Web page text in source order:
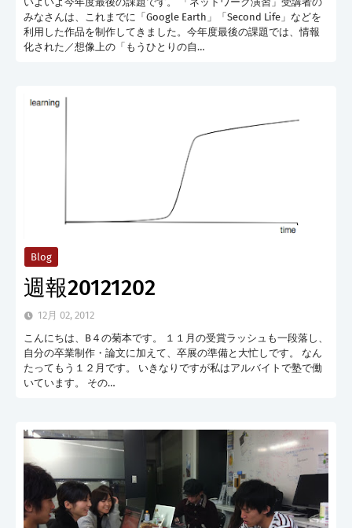
みなさんは、これまでに「Google Earth」「Second Life」などを
利用した作品を制作してきました。今年度最後の課題では、情報
化された／想像上の「もうひとりの自…
Blog
週報20121202
12月 02, 2012
こんにちは、B４の菊本です。 １１月の受賞ラッシュも一段落し、
自分の卒業制作・論文に加えて、卒展の準備と大忙しです。 なん
たってもう１２月です。 いきなりですが私はアルバイトで塾で働
いています。 その…